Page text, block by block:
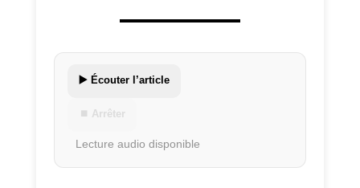
▶️ Écouter l’article
⏹ Arrêter
Lecture audio disponible